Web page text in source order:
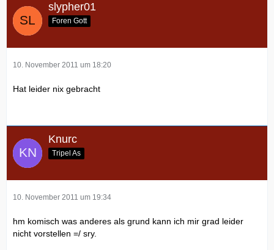
slypher01
Foren Gott
10. November 2011 um 18:20
Hat leider nix gebracht
Knurc
Tripel As
10. November 2011 um 19:34
hm komisch was anderes als grund kann ich mir grad leider
nicht vorstellen =/ sry.